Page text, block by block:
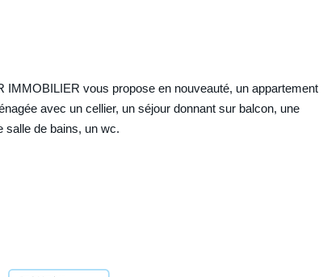
vous propose en nouveauté, un appartement
avec un cellier, un séjour donnant sur balcon, une
salle de bains, un wc.